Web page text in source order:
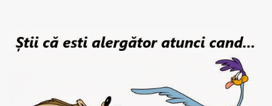
intermediul aplicației. Reprezentanții Pegas anunțaseră de mai
multă vreme că vor să lanseze un serviciu de rent-a-bike,
închiriere biciclete, bike sharing, și iată că acum s-a si concretizat.
Încă de la aflarea primelor vești am fost interesat să văd cum va
funcționa sistemul pentru că, pe lângă alte astfel de servicii,